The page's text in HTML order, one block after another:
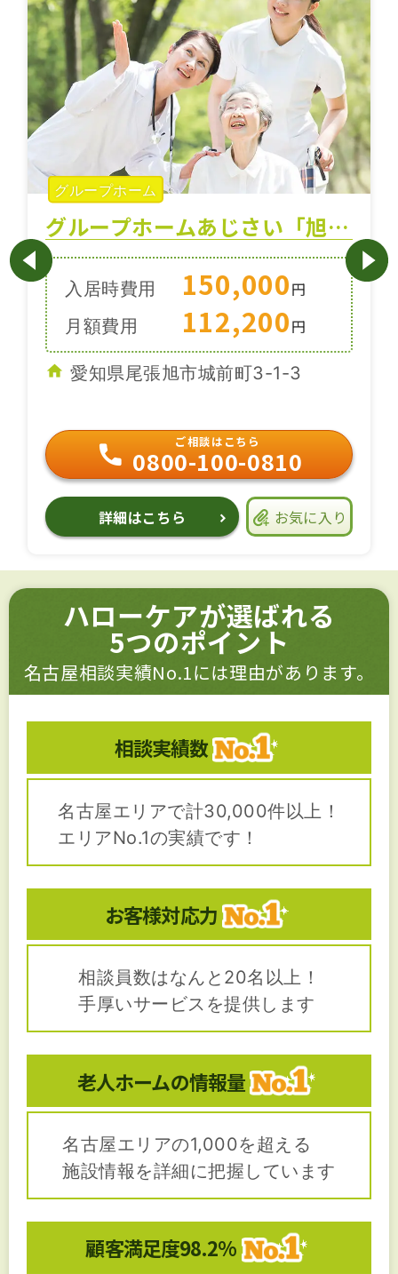
グループホーム
グループホームあじさい「旭城前」
入居時費用 150,000円
月額費用
112,200円
愛知県尾張旭市城前町3-1-3
ご相談はこちら
0800-100-0810
詳細はこちら お気に入り
ハローケアが選ばれる
5つのポイント
名古屋相談実績No.1には理由があります。
相談実績数
名古屋エリアで計30,000件以上！
エリアNo.1の実績です！
お客様対応力
相談員数はなんと20名以上！
手厚いサービスを提供します
老人ホームの情報量
名古屋エリアの1,000を超える
施設情報を詳細に把握しています
顧客満足度98.2%